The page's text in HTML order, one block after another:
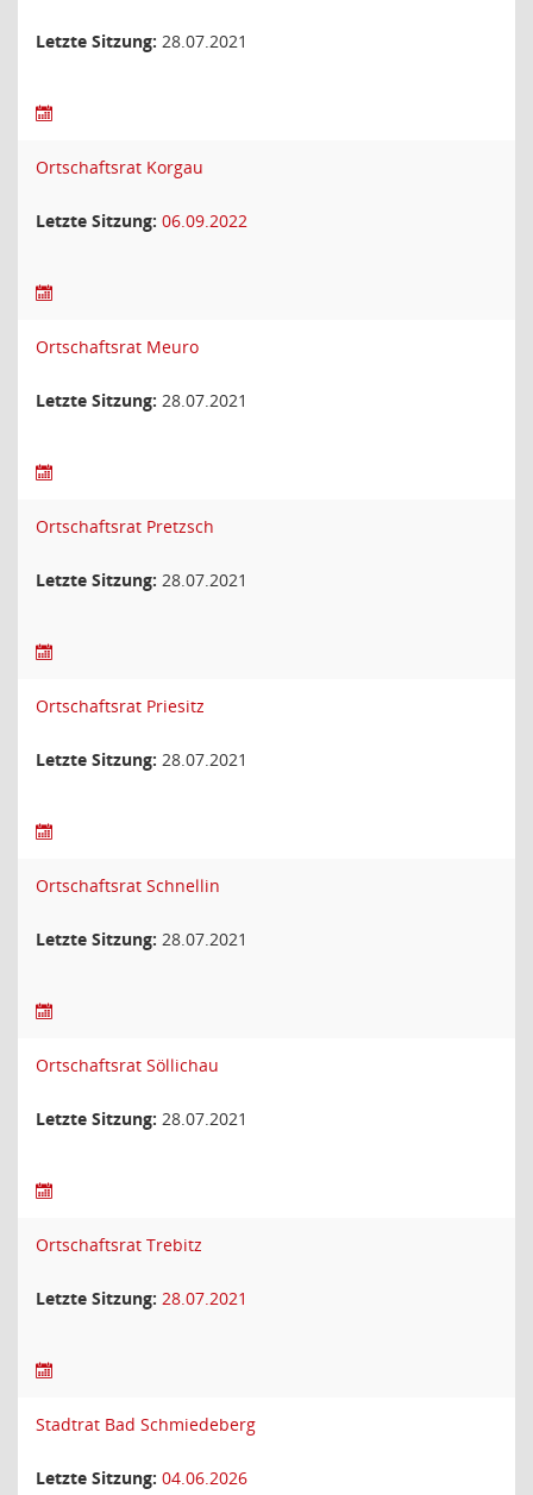
Letzte Sitzung: 28.07.2021
Ortschaftsrat Korgau
Letzte Sitzung: 06.09.2022
Ortschaftsrat Meuro
Letzte Sitzung: 28.07.2021
Ortschaftsrat Pretzsch
Letzte Sitzung: 28.07.2021
Ortschaftsrat Priesitz
Letzte Sitzung: 28.07.2021
Ortschaftsrat Schnellin
Letzte Sitzung: 28.07.2021
Ortschaftsrat Söllichau
Letzte Sitzung: 28.07.2021
Ortschaftsrat Trebitz
Letzte Sitzung: 28.07.2021
Stadtrat Bad Schmiedeberg
Letzte Sitzung: 04.06.2026